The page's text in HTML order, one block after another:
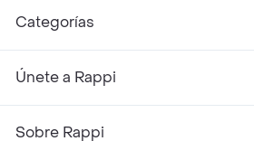
Categorías
Únete a Rappi
Sobre Rappi